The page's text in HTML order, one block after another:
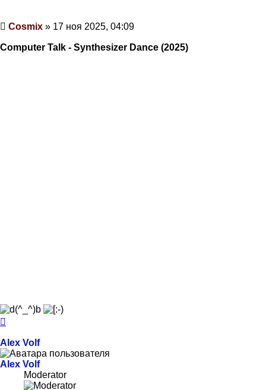
Сообщение
Cosmix » 17 ноя 2025, 04:09
Computer Talk - Synthesizer Dance (2025)
началу
Alex Volf
Alex Volf
Moderator